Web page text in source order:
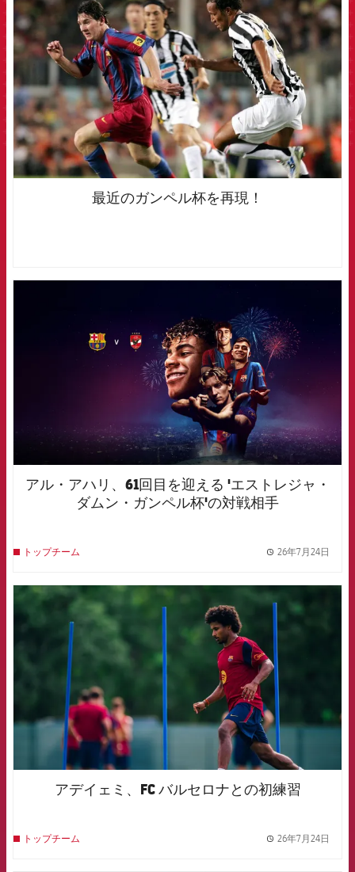
最近のガンペル杯を再現！
アル・アハリ、61回目を迎える 'エストレジャ・
ダムン・ガンペル杯'の対戦相手
トップチーム 26年7月24日
FCB Barcelona badge
アデイェミ、FC バルセロナとの初練習
トップチーム 26年7月24日